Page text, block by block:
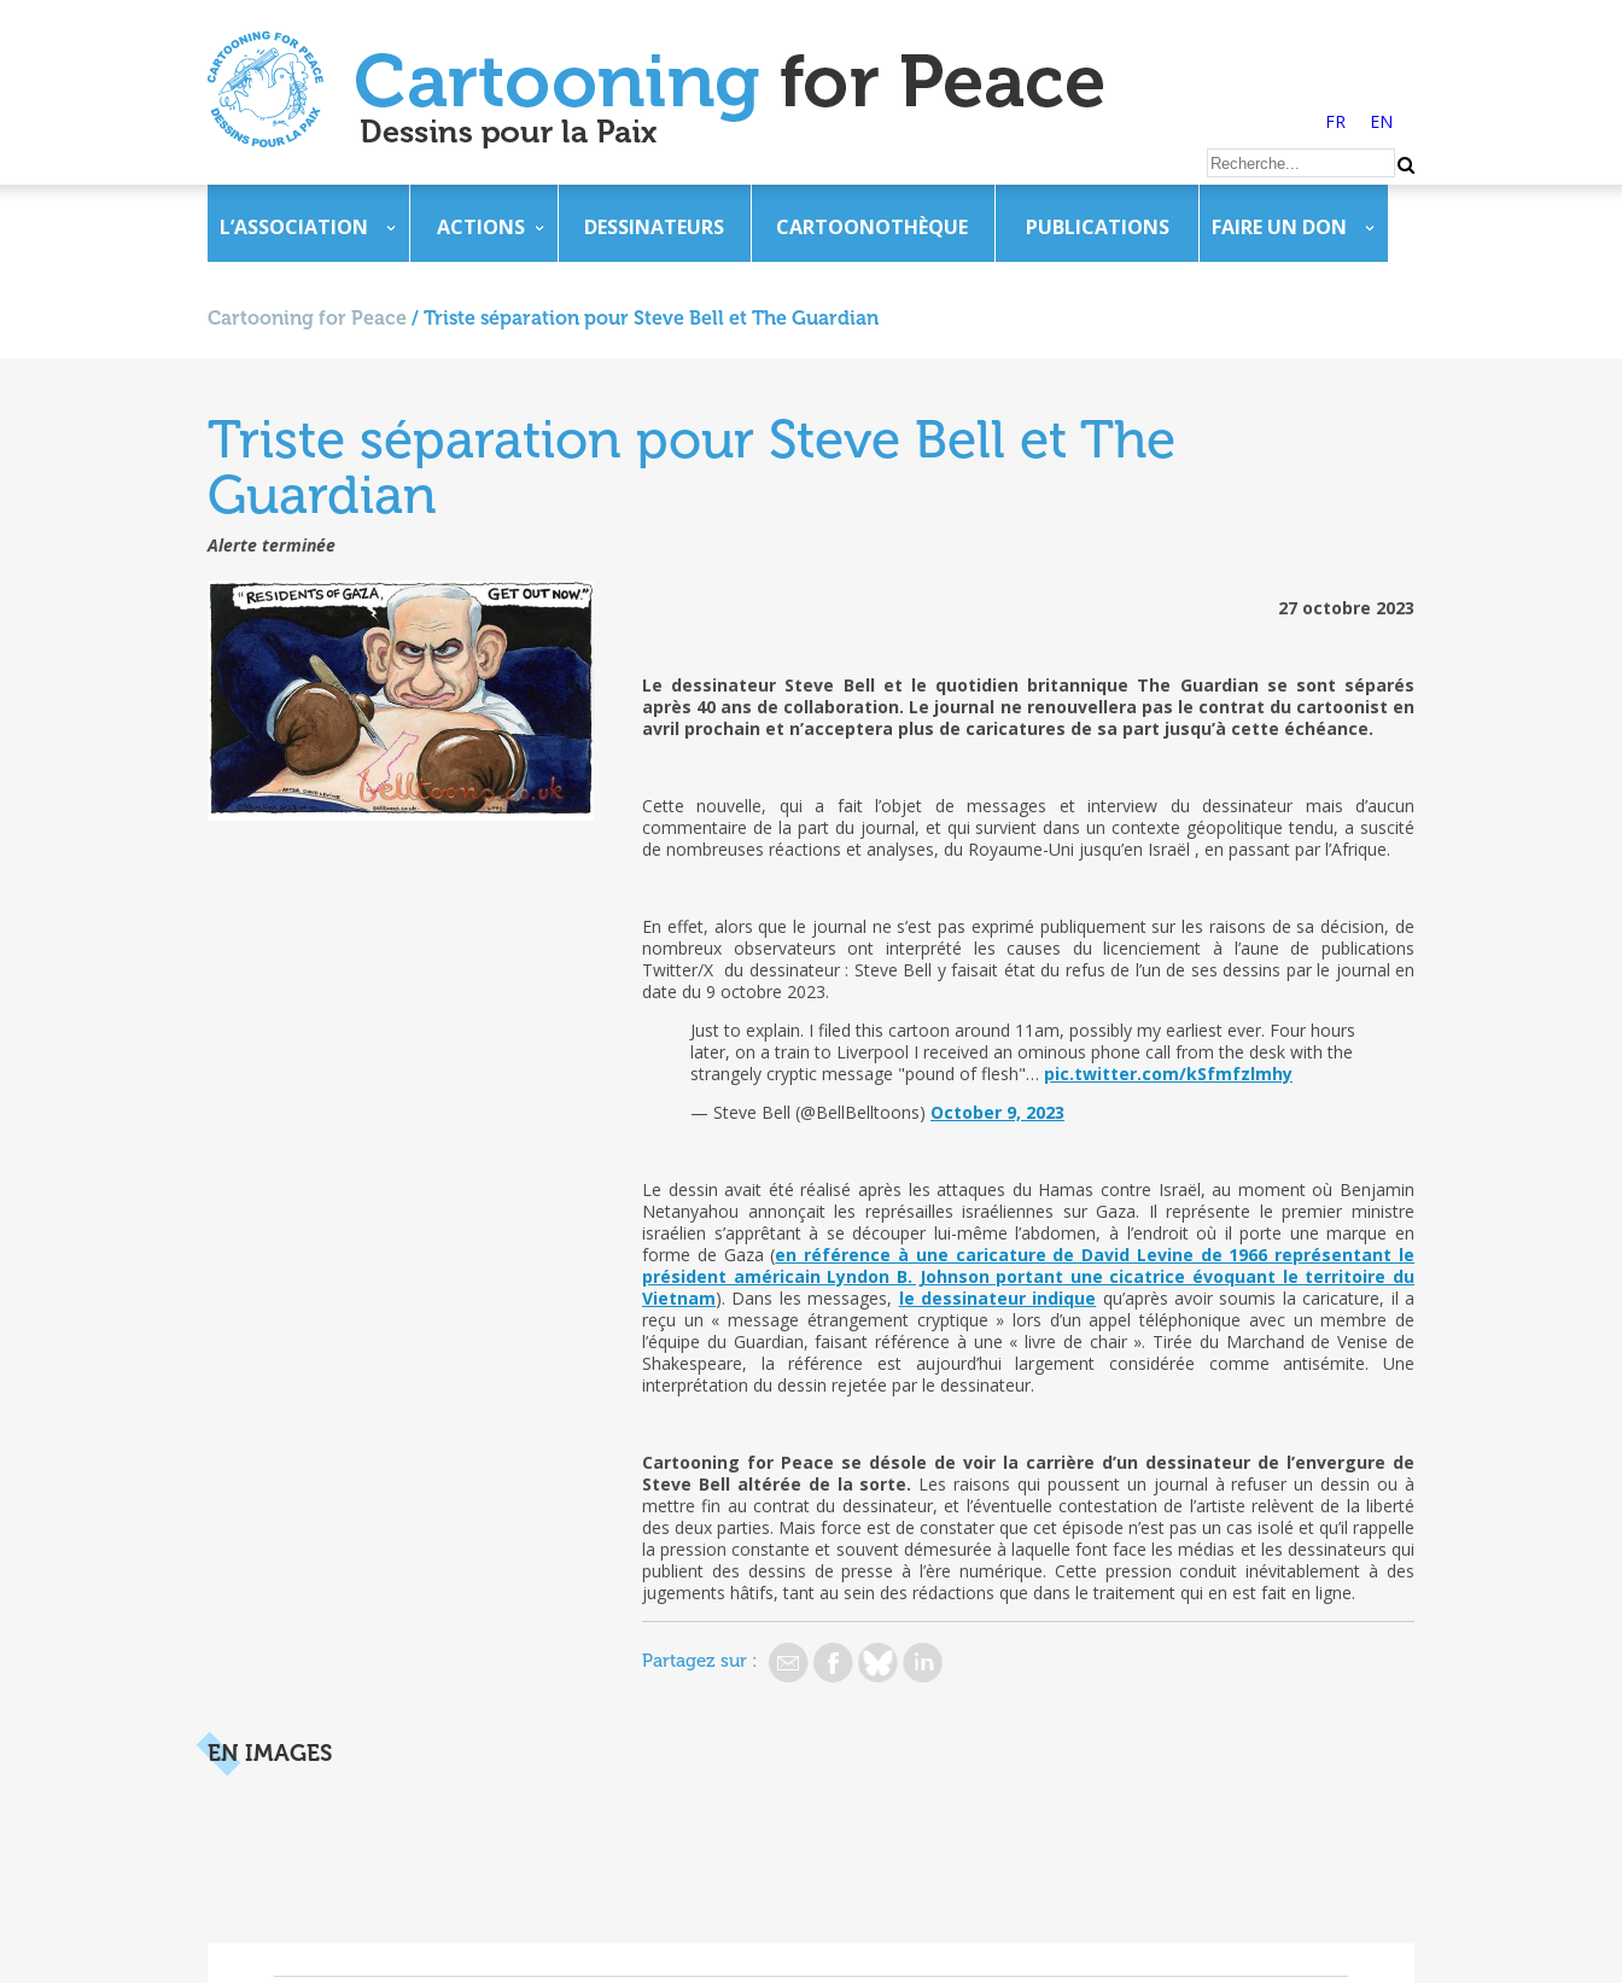
FR EN
L’ASSOCIATION ACTIONS DESSINATEURS CARTOONOTHÈQUE PUBLICATIONS FAIRE UN DON
Cartooning for Peace / Triste séparation pour Steve Bell et The Guardian
Triste séparation pour Steve Bell et The
Guardian
Alerte terminée
27 octobre 2023
Le dessinateur Steve Bell et le quotidien britannique The Guardian se sont séparés
après 40 ans de collaboration. Le journal ne renouvellera pas le contrat du cartoonist en
avril prochain et n’acceptera plus de caricatures de sa part jusqu’à cette échéance.
Cette nouvelle, qui a fait l’objet de messages et interview du dessinateur mais d’aucun
commentaire de la part du journal, et qui survient dans un contexte géopolitique tendu, a suscité
de nombreuses réactions et analyses, du Royaume-Uni jusqu’en Israël , en passant par l’Afrique.
En effet, alors que le journal ne s’est pas exprimé publiquement sur les raisons de sa décision, de
nombreux observateurs ont interprété les causes du licenciement à l’aune de publications
Twitter/X du dessinateur : Steve Bell y faisait état du refus de l’un de ses dessins par le journal en
date du 9 octobre 2023.
Just to explain. I filed this cartoon around 11am, possibly my earliest ever. Four hours
later, on a train to Liverpool I received an ominous phone call from the desk with the
strangely cryptic message "pound of flesh"… pic.twitter.com/kSfmfzlmhy
— Steve Bell (@BellBelltoons) October 9, 2023
Le dessin avait été réalisé après les attaques du Hamas contre Israël, au moment où Benjamin
Netanyahou annonçait les représailles israéliennes sur Gaza. Il représente le premier ministre
israélien s’apprêtant à se découper lui-même l’abdomen, à l’endroit où il porte une marque en
forme de Gaza (en référence à une caricature de David Levine de 1966 représentant le
président américain Lyndon B. Johnson portant une cicatrice évoquant le territoire du
Vietnam). Dans les messages, le dessinateur indique qu’après avoir soumis la caricature, il a
reçu un « message étrangement cryptique » lors d’un appel téléphonique avec un membre de
l’équipe du Guardian, faisant référence à une « livre de chair ». Tirée du Marchand de Venise de
Shakespeare, la référence est aujourd’hui largement considérée comme antisémite. Une
interprétation du dessin rejetée par le dessinateur.
Cartooning for Peace se désole de voir la carrière d’un dessinateur de l’envergure de
Steve Bell altérée de la sorte. Les raisons qui poussent un journal à refuser un dessin ou à
mettre fin au contrat du dessinateur, et l’éventuelle contestation de l’artiste relèvent de la liberté
des deux parties. Mais force est de constater que cet épisode n’est pas un cas isolé et qu’il rappelle
la pression constante et souvent démesurée à laquelle font face les médias et les dessinateurs qui
publient des dessins de presse à l’ère numérique. Cette pression conduit inévitablement à des
jugements hâtifs, tant au sein des rédactions que dans le traitement qui en est fait en ligne.
Partagez sur :
EN IMAGES